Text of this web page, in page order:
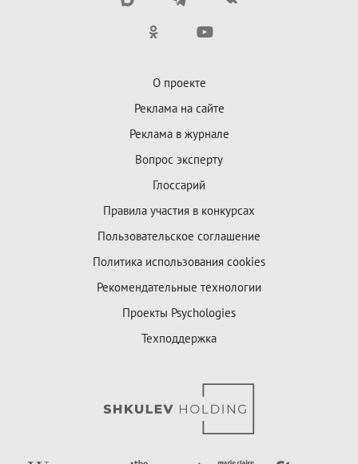
О проекте
Реклама на сайте
Реклама в журнале
Вопрос эксперту
Глоссарий
Правила участия в конкурсах
Пользовательское соглашение
Политика использования cookies
Рекомендательные технологии
Проекты Psychologies
Техподдержка